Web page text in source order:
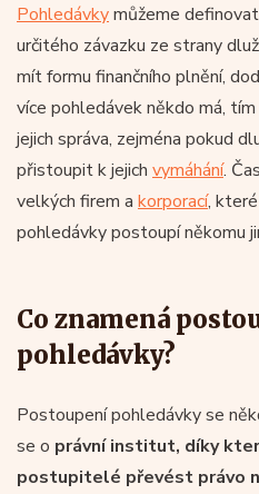
Pohledávkymůžeme
určitého závazku ze strany
mít formu finančního plnění,
více pohledávek někdo má,
jejich správa, zejména pokud
přistoupit k jejich vymáhání.
velkých firem a korporací,
pohledávky postoupí někomu
Co znamená
pohledávky?
Postoupení pohledávky se
se o právní institut, díky
postupitelé převést právo